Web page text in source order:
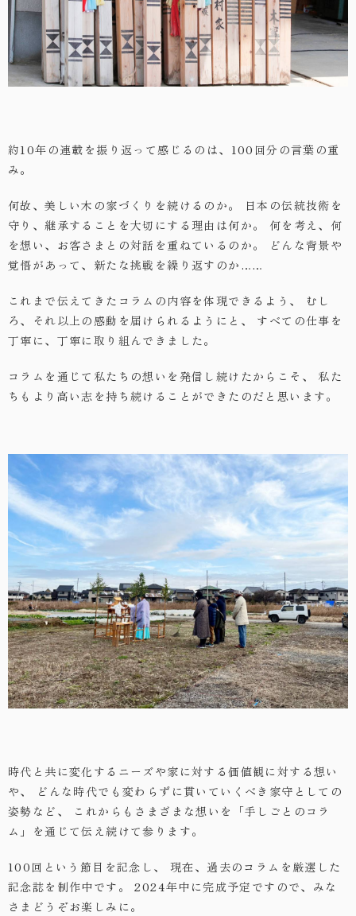
約10年の連載を振り返って感じるのは、100回分の言葉の重
み。
何故、美しい木の家づくりを続けるのか。
日本の伝統技術を
守り、継承することを大切にする理由は何か。
何を考え、何
を想い、お客さまとの対話を重ねているのか。
どんな背景や
覚悟があって、新たな挑戦を繰り返すのか……
これまで伝えてきたコラムの内容を体現できるよう、
むし
ろ、それ以上の感動を届けられるようにと、
すべての仕事を
丁寧に、丁寧に取り組んできました。
コラムを通じて私たちの想いを発信し続けたからこそ、
私た
ちもより高い志を持ち続けることができたのだと思います。
時代と共に変化するニーズや家に対する価値観に対する想い
や、
どんな時代でも変わらずに貫いていくべき家守としての
姿勢など、
これからもさまざまな想いを「手しごとのコラ
ム」を通じて伝え続けて参ります。
100回という節目を記念し、
現在、過去のコラムを厳選した
記念誌を制作中です。
2024年中に完成予定ですので、みな
さまどうぞお楽しみに。